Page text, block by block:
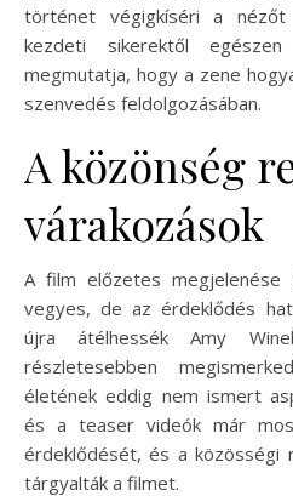
történet végigkíséri a
kezdeti sikerektől
megmutatja, hogy a zene
szenvedés feldolgozásában.
A közönség
várakozások
A film előzetes megjelenése
vegyes, de az érdeklődés
újra átélhessék Amy
részletesebben
életének eddig nem ismert
és a teaser videók már
érdeklődését, és a közösségi
tárgyalták a filmet.